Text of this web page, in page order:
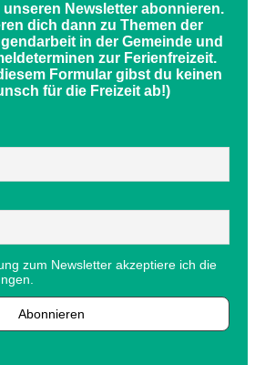
unseren Newsletter abonnieren.
dich dann zu Themen der
in der Gemeinde und
zur Ferienfreizeit.
Formular gibst du keinen
für die Freizeit ab!)
zum Newsletter akzeptiere ich die